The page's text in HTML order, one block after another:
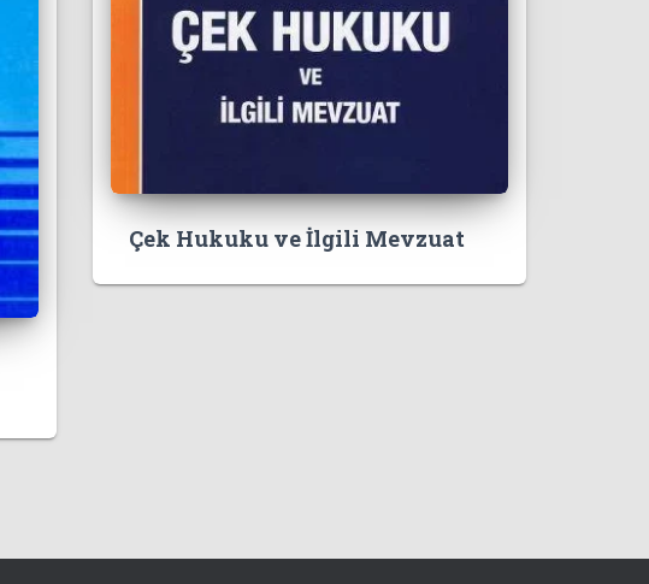
Çek Hukuku ve İlgili Mevzuat